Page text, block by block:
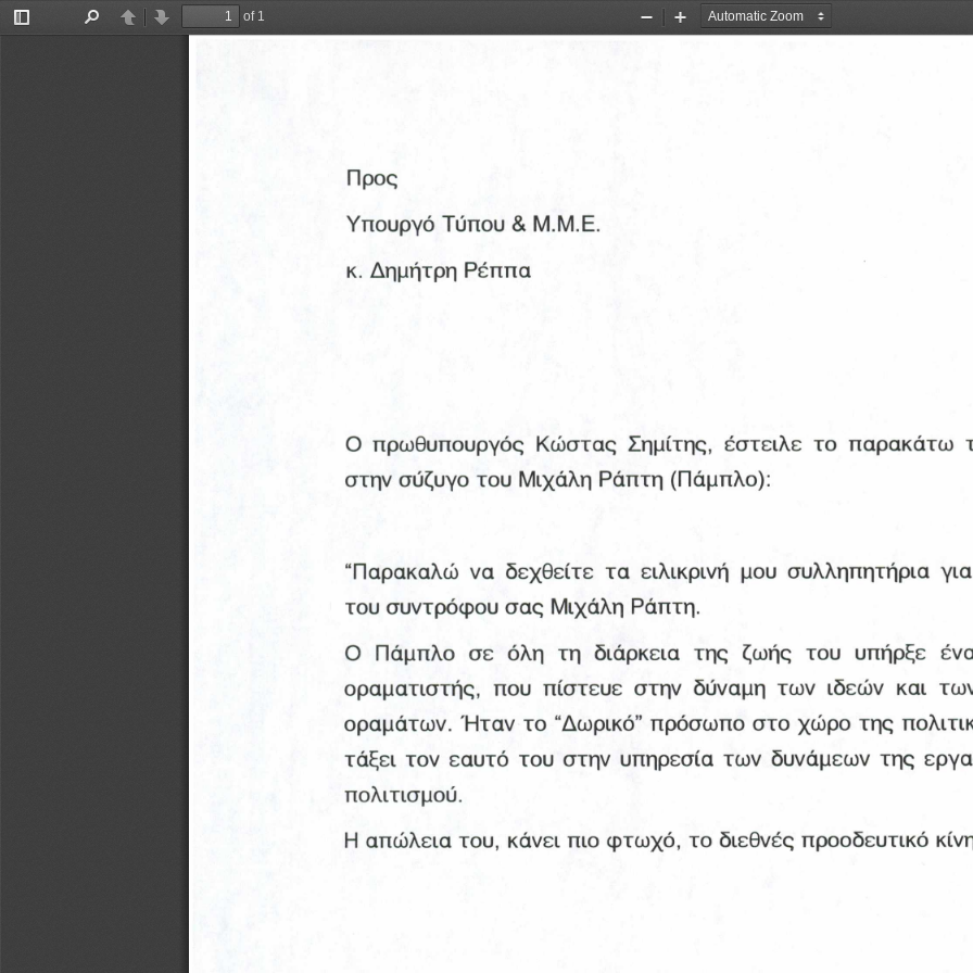
Toggle
PreviousNext
of 1
Zoom
Zoom
Προς
Υπουργό Τύπου & Μ.Μ.Ε.
κ. Δημήτρη Ρέππα
Ο  πρωθυπουργός  Κώστας  Σημίτης,  έστειλε  το  παρακάτω
στην σύζυγο του Μιχάλη Ράπτη (Πάμπλο):
“Παρακαλώ  να  δεχθείτε  τα  ειλικρινή  μου  συλληπητήρια
του συντρόφου σας Μιχάλη Ράπτη.
Ο  Πάμπλο  σε  όλη  τη  διάρκεια  της  ζωής  του  υπήρξε
οραματιστής,  που  πίστευε  στην  δύναμη  των  ιδεών  και
οραμάτων. Ήταν το “Δωρικό” πρόσωπο στο χώρο της
τάξει τον εαυτό  του στην υπηρεσία των  δυνάμεων  της
πολιτισμού.
Η απώλεια του, κάνει πιο φτωχό, το διεθνές προοδευτικό